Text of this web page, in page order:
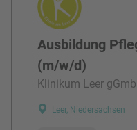
Ausbildung
(m/w/d)
Klinikum Leer
Leer, Niedersachsen